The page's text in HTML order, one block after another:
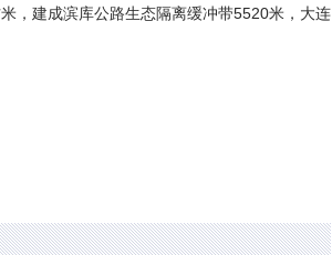
，建成滨库公路生态隔离缓冲带5520米，大连